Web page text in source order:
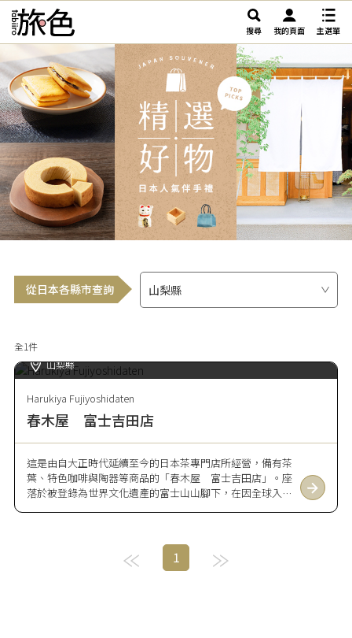
搜尋 我的頁面 主選單
從日本各縣市查詢
全1件
山梨縣
Harukiya Fujiyoshidaten
春木屋 富士吉田店
這是由自大正時代延續至今的日本茶專門店所經營，備有茶
葉、特色咖啡與陶器等商品的「春木屋 富士吉田店」。座
落於被登錄為世界文化遺產的富士山山腳下，在因全球入境
淋」等，因專門店才有的美味而大受歡迎。也有馬克杯與小
巧杯子等可作為旅途紀念的可愛陶器陳列其中，請務必順道
1